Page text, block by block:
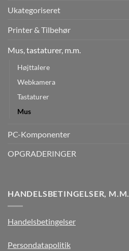
Ukategoriseret
Printer & Tilbehør
Mus, tastaturer, m.m.
Højttalere
Webkamera
Tastaturer
Mus
PC-Komponenter
OPGRADERINGER
HANDELSBETINGELSER, M.M.
Handelsbetingelser
Persondatapolitik